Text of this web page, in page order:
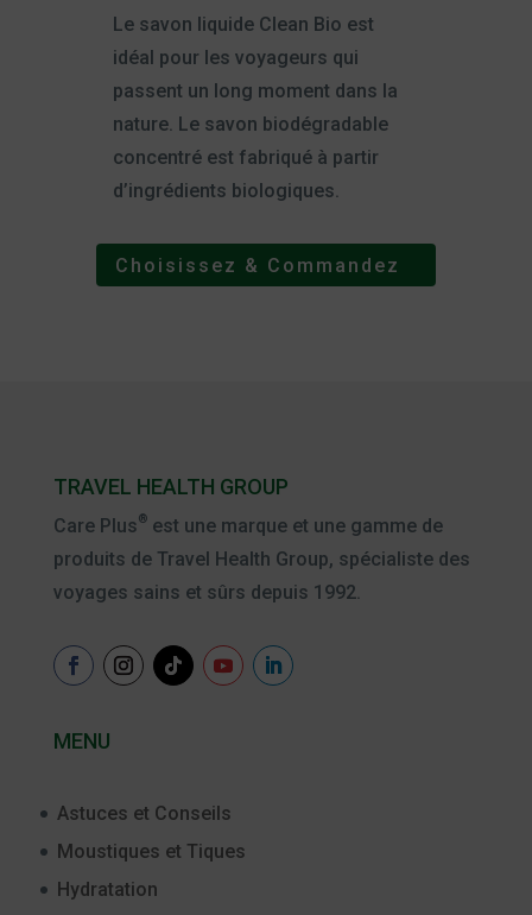
Le savon liquide Clean Bio est
idéal pour les voyageurs qui
passent un long moment dans la
nature. Le savon biodégradable
concentré est fabriqué à partir
d’ingrédients biologiques.
Choisissez & Commandez
TRAVEL HEALTH GROUP
Care Plus®est une marque et une gamme de
produits de Travel Health Group, spécialiste des
voyages sains et sûrs depuis 1992.
MENU
Astuces et Conseils
Moustiques et Tiques
Hydratation